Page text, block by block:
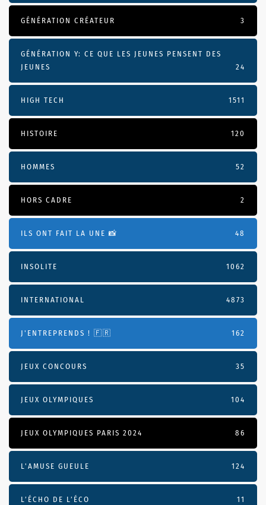
GÉNÉRATION CRÉATEUR 3
GÉNÉRATION Y: CE QUE LES JEUNES PENSENT DES
JEUNES
24
HIGH TECH 1511
HISTOIRE 120
HOMMES 52
HORS CADRE 2
ILS ONT FAIT LA UNE 📸 48
INSOLITE 1062
INTERNATIONAL 4873
J'ENTREPRENDS ! 🇫🇷 162
JEUX CONCOURS 35
JEUX OLYMPIQUES 104
JEUX OLYMPIQUES PARIS 2024 86
L'AMUSE GUEULE 124
L’ÉCHO DE L’ÉCO 11